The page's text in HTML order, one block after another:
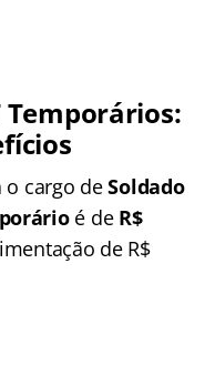
Temporários:
o cargo deSoldado
é de R$
de R$